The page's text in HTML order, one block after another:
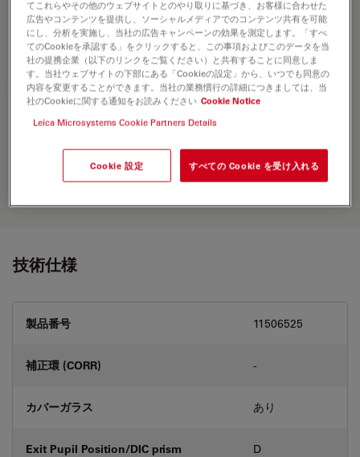
Microscope Objective HC PL FLUOTAR
100x/1,32 OIL
見積依頼
Discover the perfect solution. Explore
our
Objective Finder, compare
alternatives, and find the best fit for
技術仕様
製品番号 11506525
補正環 (CORR) -
カバーガラス あり
Exit Pupil Position/DIC prism D
てこれらやその他のウェブサイトとのやり取りに基づき、お客様に合わせた
広告やコンテンツを提供し、ソーシャルメディアでのコンテンツ共有を可能
にし、分析を実施し、当社の広告キャンペーンの効果を測定します。「すべ
てのCookieを承認する」をクリックすると、この事項およびこのデータを当
社の提携企業（以下のリンクをご覧ください）と共有することに同意しま
す。当社ウェブサイトの下部にある「Cookieの設定」から、いつでも同意の
内容を変更することができます。当社の業務慣行の詳細につきましては、当
社のCookieに関する通知をお読みください Cookie Notice
Leica Microsystems Cookie Partners Details
Cookie 設定 すべての Cookie を受け入れる